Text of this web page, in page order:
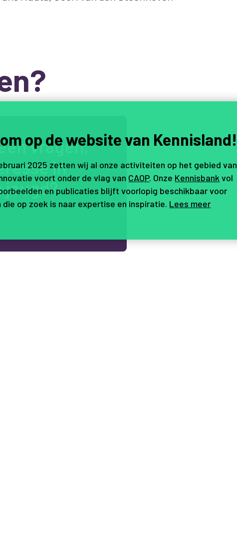
envragen,
resse in
jeugd?
op de website van Kennisland!
2025 zetten wij al onze activiteiten op het gebied van
voort onder de vlag van CAOP. Onze Kennisbank vol
en publicaties blijft voorlopig beschikbaar voor
die op zoek is naar expertise en inspiratie. Lees meer